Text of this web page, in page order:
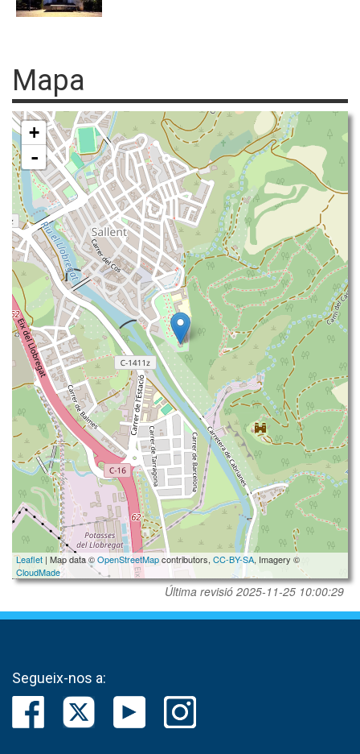
Mapa
+
-
Leaflet | Map data ©OpenStreetMapcontributors, CC-BY-SA, Imagery ©
CloudMade
Última revisió 2025-11-25 10:00:29
Segueix-nos a: